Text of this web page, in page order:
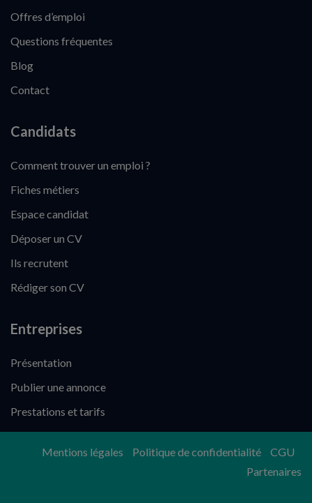
Offres d’emploi
Questions fréquentes
Blog
Contact
Candidats
Comment trouver un emploi ?
Fiches métiers
Espace candidat
Déposer un CV
Ils recrutent
Rédiger son CV
Entreprises
Présentation
Publier une annonce
Prestations et tarifs
Mentions légales Politique de confidentialité
CGU
Partenaires